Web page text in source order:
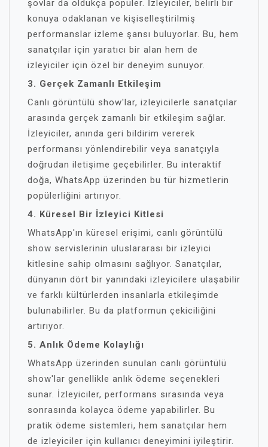
şovlar da oldukça popüler. İzleyiciler, belirli bir
konuya odaklanan ve kişiselleştirilmiş
performanslar izleme şansı buluyorlar. Bu, hem
sanatçılar için yaratıcı bir alan hem de
izleyiciler için özel bir deneyim sunuyor.
3. Gerçek Zamanlı Etkileşim
Canlı görüntülü show'lar, izleyicilerle sanatçılar
arasında gerçek zamanlı bir etkileşim sağlar.
İzleyiciler, anında geri bildirim vererek
performansı yönlendirebilir veya sanatçıyla
doğrudan iletişime geçebilirler. Bu interaktif
doğa, WhatsApp üzerinden bu tür hizmetlerin
popülerliğini artırıyor.
4. Küresel Bir İzleyici Kitlesi
WhatsApp'ın küresel erişimi, canlı görüntülü
show servislerinin uluslararası bir izleyici
kitlesine sahip olmasını sağlıyor. Sanatçılar,
dünyanın dört bir yanındaki izleyicilere ulaşabilir
ve farklı kültürlerden insanlarla etkileşimde
bulunabilirler. Bu da platformun çekiciliğini
artırıyor.
5. Anlık Ödeme Kolaylığı
WhatsApp üzerinden sunulan canlı görüntülü
show'lar genellikle anlık ödeme seçenekleri
sunar. İzleyiciler, performans sırasında veya
sonrasında kolayca ödeme yapabilirler. Bu
pratik ödeme sistemleri, hem sanatçılar hem
de izleyiciler için kullanıcı deneyimini iyileştirir.